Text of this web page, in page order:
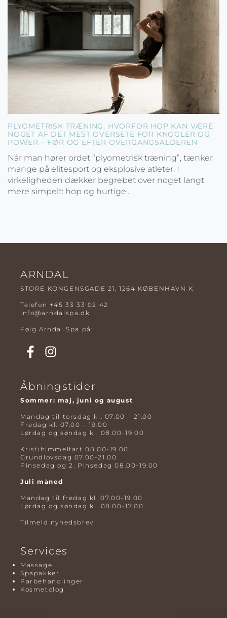
PLYOMETRISK TRÆNING: HVORFOR HOP KAN VÆRE
NOGET AF DET MEST OVERSETE FOR KNOGLER OG
POWER – FØR OG EFTER OVERGANGSALDEREN
Når man hører ordet “plyometrisk træning”, tænker
mange på elitesport og eksplosive atleter. I
virkeligheden dækker begrebet over noget langt
mere simpelt: hop og hurtige...
ARNDAL
STORE KONGENSGADE 21, 1264 KØBENHAVN K
Telefon +45 33 33 02 42
info@arndalspa.dk
Følg Arndal Spa på:
Åbningstider
Sommer: maj, juni og august
Mandag til torsdag kl. 07.00 – 21.00
Fredag kl. 07.00 – 19.00
Lørdag og søndag kl. 08.00-19.00
Kristihimmelfart 08.00-19.00
Grundlovsdag 07.00-21.00
Pinsedag og 2. Pinsedag 08.00-19.00
Juli måned
Mandag til fredag kl. 07.00-19.00
Lørdag og søndag kl. 08.00-17.00
Tilmeld nyhedsbrev
Services
Massage
Spapakker
Parbehandlinger
Kosmetolog